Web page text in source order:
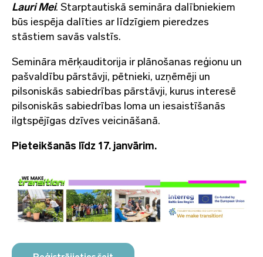
Lauri Mei. Starptautiskā semināra dalībniekiem
būs iespēja dalīties ar līdzīgiem pieredzes
stāstiem savās valstīs.
Semināra mērķauditorija ir plānošanas reģionu un
pašvaldību pārstāvji, pētnieki, uzņēmēji un
pilsoniskās sabiedrības pārstāvji, kurus interesē
pilsoniskās sabiedrības loma un iesaistīšanās
ilgtspējīgas dzīves veicināšanā.
Pieteikšanās līdz 17. janvārim.